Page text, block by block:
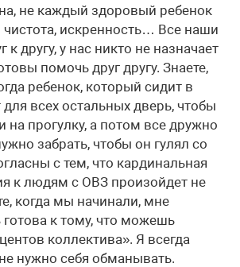
не каждый здоровый ребенок
искренность… Все наши
к другу, у нас никто не назначает
помочь друг другу. Знаете,
ребенок, который сидит в
всех остальных дверь, чтобы
на прогулку, а потом все дружно
забрать, чтобы он гулял со
с тем, что кардинальная
к людям с ОВЗ произойдет не
когда мы начинали, мне
готова к тому, что можешь
коллектива». Я всегда
нужно себя обманывать.